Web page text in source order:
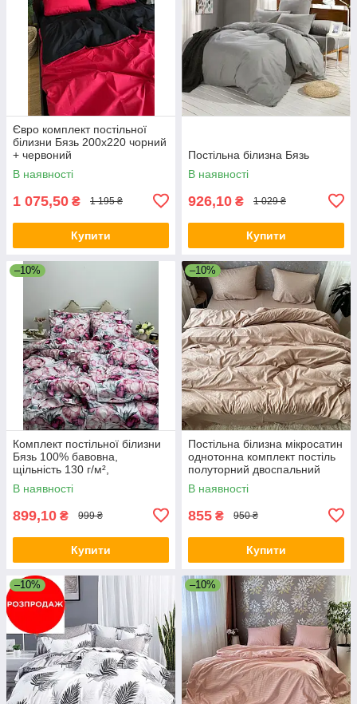
Євро комплект постільної
білизни Бязь 200x220 чорний
+ червоний
В наявності
1 075,50 ₴ 1 195 ₴
Купити
Постільна білизна Бязь
В наявності
926,10 ₴ 1 029 ₴
Купити
–10%
Комплект постільної білизни
Бязь 100% бавовна,
щільність 130 г/м²,
полуторний, двоспальний,
євро та сімейнийКомплект
В наявності
899,10 ₴ 999 ₴
Купити
–10%
Постільна білизна мікросатин
однотонна комплект постіль
полуторний двоспальний
євро сімейний Латте
В наявності
855 ₴ 950 ₴
Купити
–10% –10%